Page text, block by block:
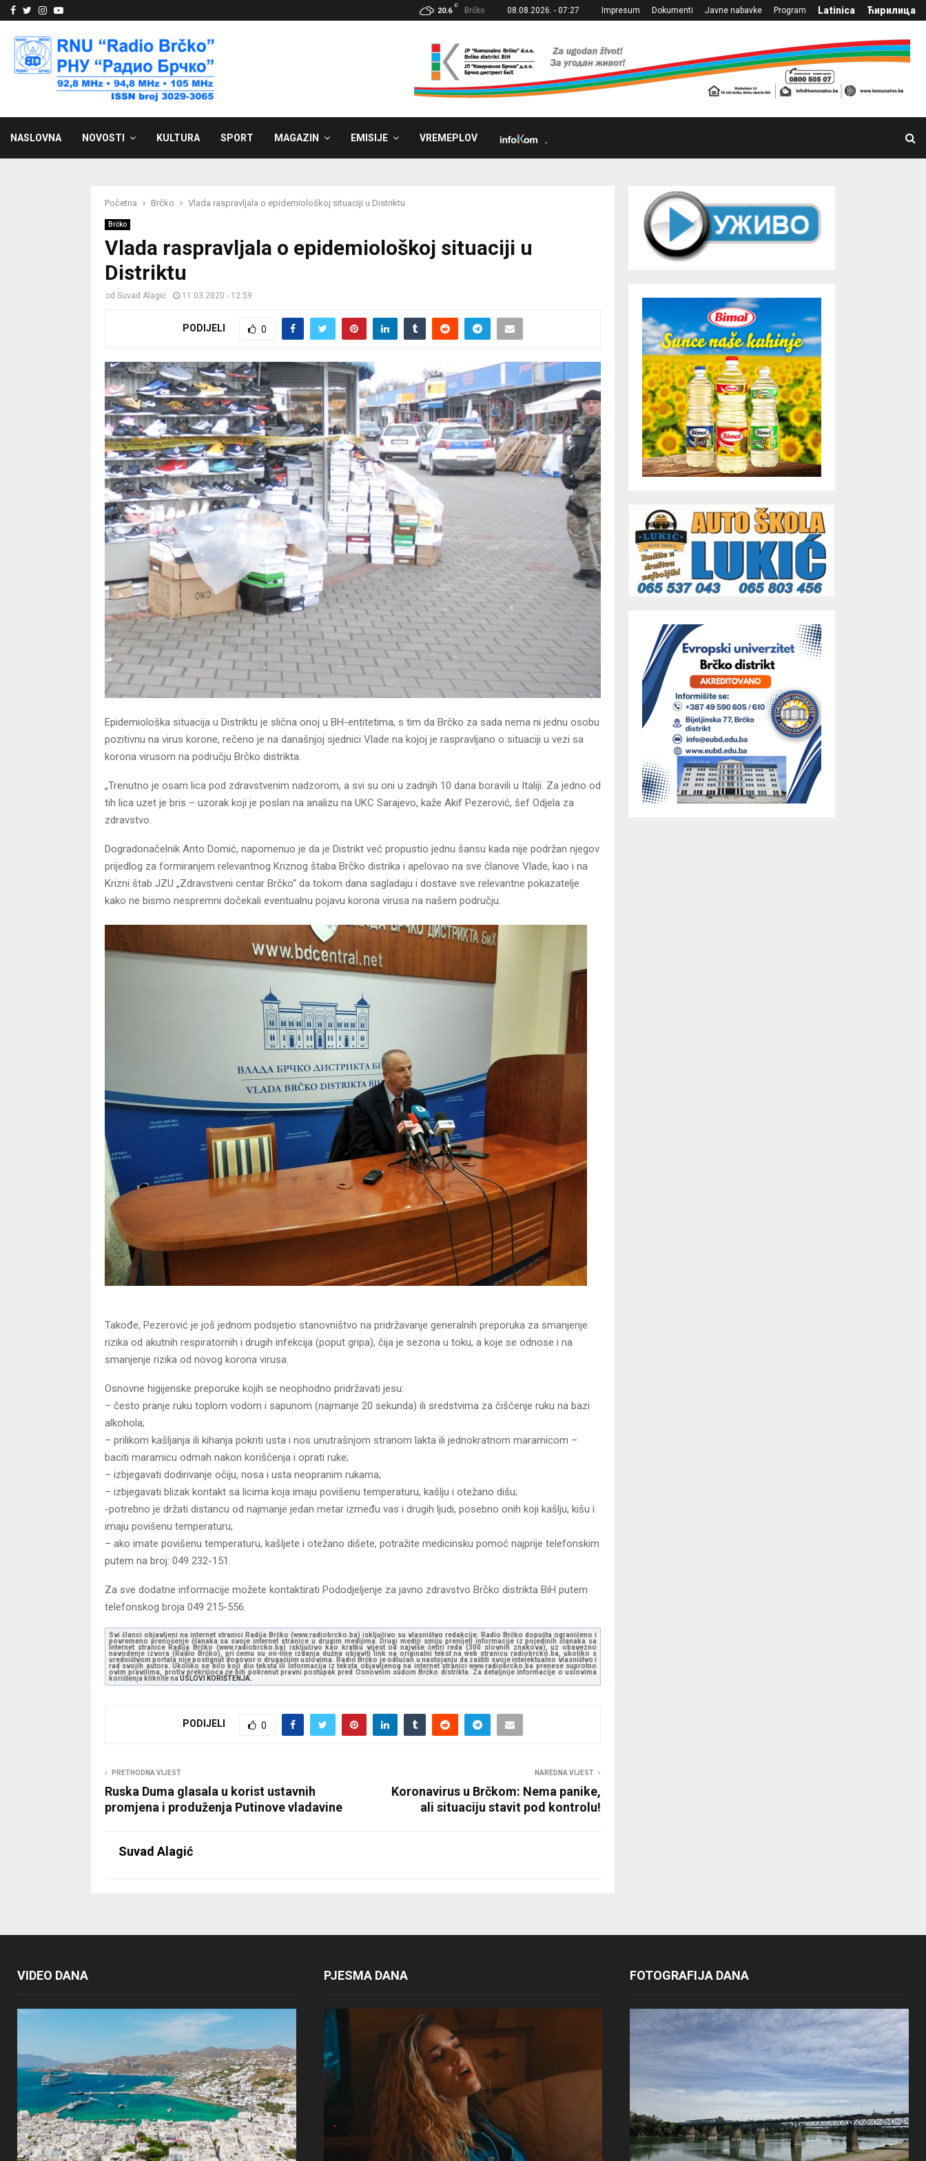
Facebook
Twitter
Instagram
Youtube 20.6
C
Brčko 08.08.2026. - 07:27 Impresum Dokumenti Javne nabavke Program Latinica Ћирилица
NASLOVNA NOVOSTI KULTURA SPORT MAGAZIN EMISIJE VREMEPLOV
Početna Brčko Vlada raspravljala o epidemiološkoj situaciji u Distriktu
Brčko
Vlada raspravljala o epidemiološkoj situaciji u
Distriktu
od Suvad Alagić 11.03.2020 - 12:59
PODIJELI 0
Epidemiološka situacija u Distriktu je slična onoj u BH-entitetima, s tim da Brčko za sada nema ni jednu osobu
pozitivnu na virus korone, rečeno je na današnjoj sjednici Vlade na kojoj je raspravljano o situaciji u vezi sa
korona virusom na području Brčko distrikta.
„Trenutno je osam lica pod zdravstvenim nadzorom, a svi su oni u zadnjih 10 dana boravili u Italiji. Za jedno od
tih lica uzet je bris – uzorak koji je poslan na analizu na UKC Sarajevo, kaže Akif Pezerović, šef Odjela za
zdravstvo.
Dogradonačelnik Anto Domić, napomenuo je da je Distrikt već propustio jednu šansu kada nije podržan njegov
prijedlog za formiranjem relevantnog Kriznog štaba Brčko distrika i apelovao na sve članove Vlade, kao i na
Krizni štab JZU „Zdravstveni centar Brčko“ da tokom dana sagladaju i dostave sve relevantne pokazatelje
kako ne bismo nespremni dočekali eventualnu pojavu korona virusa na našem području.
Takođe, Pezerović je još jednom podsjetio stanovništvo na pridržavanje generalnih preporuka za smanjenje
rizika od akutnih respiratornih i drugih infekcija (poput gripa), čija je sezona u toku, a koje se odnose i na
smanjenje rizika od novog korona virusa.
Osnovne higijenske preporuke kojih se neophodno pridržavati jesu:
– često pranje ruku toplom vodom i sapunom (najmanje 20 sekunda) ili sredstvima za čišćenje ruku na bazi
alkohola;
– prilikom kašljanja ili kihanja pokriti usta i nos unutrašnjom stranom lakta ili jednokratnom maramicom –
baciti maramicu odmah nakon korišćenja i oprati ruke;
– izbjegavati dodirivanje očiju, nosa i usta neopranim rukama;
– izbjegavati blizak kontakt sa licima koja imaju povišenu temperaturu, kašlju i otežano dišu;
-potrebno je držati distancu od najmanje jedan metar između vas i drugih ljudi, posebno onih koji kašlju, kišu i
imaju povišenu temperaturu;
– ako imate povišenu temperaturu, kašljete i otežano dišete, potražite medicinsku pomoć najprije telefonskim
putem na broj: 049 232-151.
Za sve dodatne informacije možete kontaktirati Pododjeljenje za javno zdravstvo Brčko distrikta BiH putem
telefonskog broja 049 215-556.
Svi članci objavljeni na internet stranici Radija Brčko (www.radiobrcko.ba) isključivo su vlasništvo redakcije. Radio Brčko dopušta ograničeno i
povremeno prenošenje članaka sa svoje internet stranice u drugim medijima. Drugi mediji smiju prenijeti informacije iz pojedinih članaka sa
Internet stranice Radija Brčko (www.radiobrcko.ba) isključivo kao kratku vijest od najviše četiri reda (300 slovnih znakova), uz obavezno
navođenje izvora (Radio Brčko), pri čemu su on-line izdanja dužna objaviti link na originalni tekst na web stranicu radiobrcko.ba, ukoliko s
uredništvom portala nije postignut dogovor o drugačijim uslovima. Radio Brčko je odlučan u nastojanju da zaštiti svoje intelektualno vlasništvo i
rad svojih autora. Ukoliko se bilo koji dio teksta ili informacija iz teksta objavljenog na internet stranici www.radiobrcko.ba prenese suprotno
ovim pravilima, protiv prekršioca će biti pokrenut pravni postupak pred Osnovnim sudom Brčko distrikta. Za detaljnije informacije o uslovima
korištenja kliknite na USLOVI KORIŠTENJA.
PODIJELI 0
PRETHODNA VIJEST
Ruska Duma glasala u korist ustavnih
promjena i produženja Putinove vladavine
NAREDNA VIJEST
Koronavirus u Brčkom: Nema panike,
ali situaciju stavit pod kontrolu!
Suvad Alagić
VIDEO DANA PJESMA DANA FOTOGRAFIJA DANA